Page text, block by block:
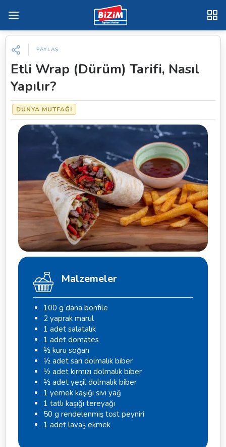
PAYLAŞ
Etli Wrap (Dürüm) Tarifi, Nasıl
Yapılır?
DÜNYA MUTFAĞI
Malzemeler
100 g dana bonfile
2 yaprak marul
1 adet salatalık
1 adet domates
½ kuru soğan
½ adet sarı dolmalık biber
½ adet kırmızı dolmalık biber
½ adet yeşil dolmalık biber
1 yemek kaşığı sıvı yağ
1 tatlı kaşığı tereyağı
50 g rendelenmiş tost peyniri
1 adet lavaş ekmek